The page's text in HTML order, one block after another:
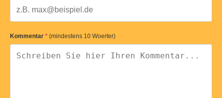
Kommentar * (mindestens 10 Woerter)